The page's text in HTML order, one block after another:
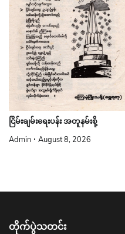
ငြိမ်းချမ်းရေးပန်း အတူနမ်းစို့
Admin August 8, 2026
တိုက်ပွဲသတင်း